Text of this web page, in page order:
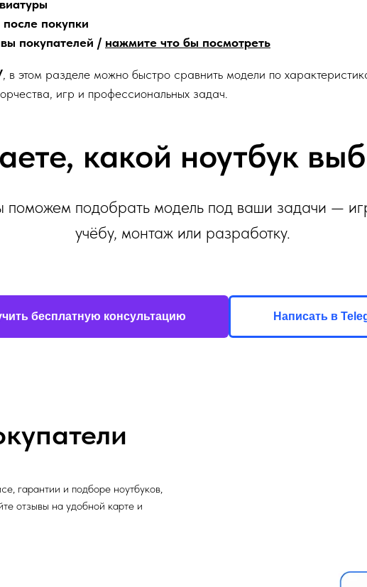
покупки
покупателей / нажмите что бы посмотреть
, в этом разделе можно быстро сравнить модели по
игр и профессиональных задач.
какой ноутбук
подобрать модель под ваши задачи —
учёбу, монтаж или разработку.
бесплатную консультацию Написать в
гарантии и подборе ноутбуков,
отзывы на удобной карте и